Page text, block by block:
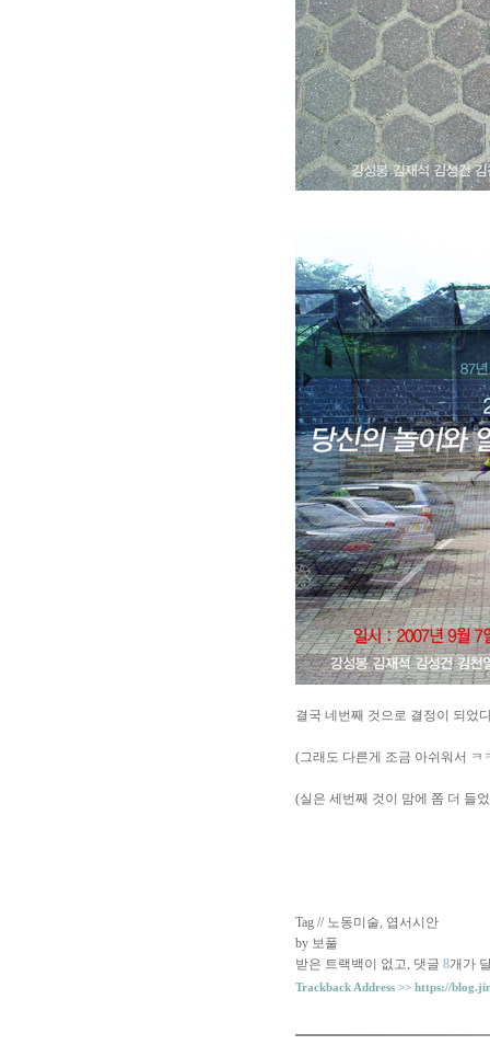
결국 네번째 것으로 결정이 되었
(그래도 다른게 조금 아쉬워서 ㅋ
(실은 세번째 것이 맘에 쫌 더 들
Tag // 노동미술, 엽서시안
by 보풀
받은 트랙백이 없고, 댓글 8개가
Trackback Address >> https://